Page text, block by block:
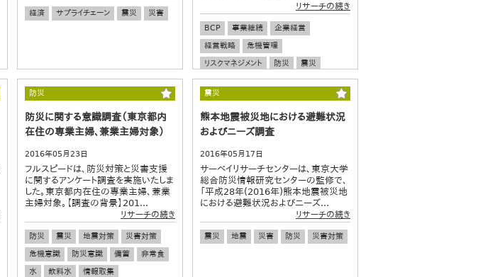
経済 サプライチェーン 震災 災害
リサーチの続き
BCP 事業継続
企業経営
経営戦略
危機管理
リスクマネジメント
防災
震災
地震対策
災害対策
防災意識
中小企業
防災
防災に関する意識調査（東京都内
在住の専業主婦、兼業主婦対象）
2016年05月23日
フルスピードは、防災対策と災害支援
に関するアンケート調査を実施いたしま
した。東京都内在住の専業主婦、兼業
主婦対象。【調査の背景】201...
リサーチの続き
防災 震災 地震対策
災害対策
危機意識
防災意識 備蓄
非常食
水
飲料水 情報取集
震災
熊本地震被災地における避難状況
およびニーズ調査
2016年05月17日
サーベイリサーチセンターは、東京大学
総合防災情報研究センターの監修で、
「平成28年(2016年)熊本地震被災地
における避難状況およびニーズ...
リサーチの続き
震災 地震 災害 防災 災害対策